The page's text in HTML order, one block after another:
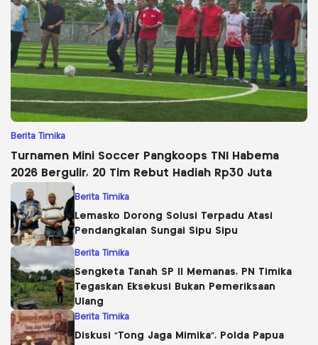
Berita Timika
Turnamen Mini Soccer Pangkoops TNI Habema
2026 Bergulir, 20 Tim Rebut Hadiah Rp30 Juta
Berita Timika
Lemasko Dorong Solusi Terpadu Atasi
Pendangkalan Sungai Sipu Sipu
Berita Timika
Sengketa Tanah SP II Memanas, PN Timika
Tegaskan Eksekusi Bukan Pemeriksaan
Ulang
Berita Timika
Diskusi “Tong Jaga Mimika”, Polda Papua